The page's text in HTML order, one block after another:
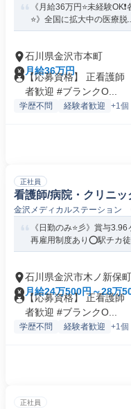
《月給36万円⭐未経験
⭐》全国に拡大中の医療脱
石川県金沢市本町
月給36万円
【応募資格】 正看護師
者歓迎 #ブランクO...
学歴不問 経験者歓迎 +1個
正社員
看護師/病院・クリニ
金沢メディカルステーション
《日勤のみ⭐彡》賞与
再雇用制度あり⭕駅チカ
石川県金沢市木ノ新保町
月給24万500円～28万
【応募資格】 正看護師
者歓迎 #ブランクO...
学歴不問 経験者歓迎 +1個
正社員